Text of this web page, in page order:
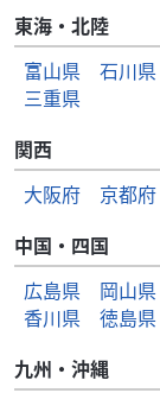
東海・北陸
富山県
石川県
三重県
関西
大阪府
京都府
中国・四国
広島県
岡山県
香川県
徳島県
九州・沖縄